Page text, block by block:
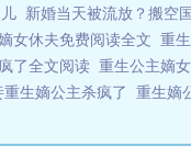
新婚当天被流放？搬空
女休夫免费阅读全文 重
了全文阅读 重生公主嫡女
重生嫡公主杀疯了 重生嫡